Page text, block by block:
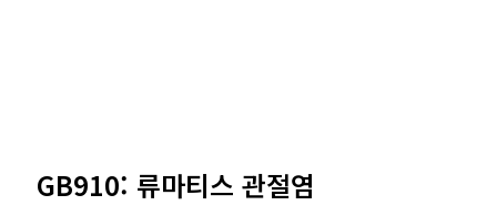
GB910: 류마티스 관절염